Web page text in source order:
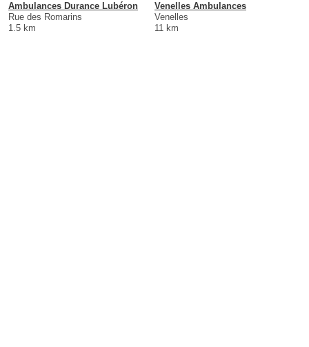
Ambulances Durance Lubéron
Rue des Romarins
1.5 km
Venelles Ambulances
Venelles
11 km